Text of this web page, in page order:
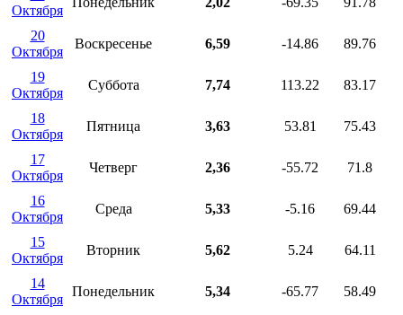
Октября
20
Октября
Воскресенье 6,59 -14.86 89.76
19
Октября
Суббота 7,74 113.22 83.17
18
Октября
Пятница 3,63 53.81 75.43
17
Октября
Четверг 2,36 -55.72 71.8
16
Октября
Среда 5,33 -5.16 69.44
15
Октября
Вторник 5,62 5.24 64.11
14
Октября
Понедельник 5,34 -65.77 58.49